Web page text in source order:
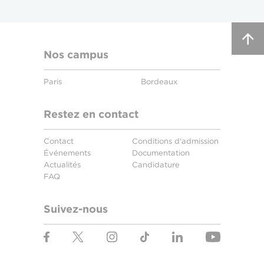
Nos campus
Paris Bordeaux
Restez en contact
Contact
Événements
Actualités
FAQ
Conditions d'admission
Documentation
Candidature
Suivez-nous